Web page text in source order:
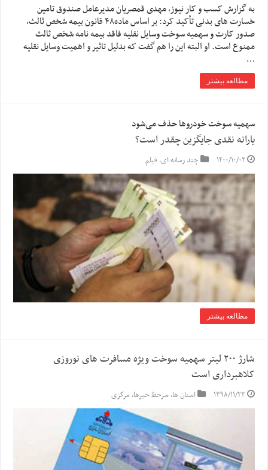
به گزارش کسب و کار نیوز، مهدی قمصریان مدیرعامل صندوق تامین
خسارت های بدنی تأکید کرد: بر اساس ماده۴۸ قانون بیمه شخص ثالث،
صدور کارت و سهمیه سوخت وسایل نقلیه فاقد بیمه نامه شخص ثالث
ممنوع است. او البته این را هم گفت که بدلیل تاثیر و اهمیت وسایل نقلیه
…
مطالعه بیشتر
سهمیه سوخت خودروها حذف می‌شود
یارانه نقدی جایگزین چقدر است؟
۱۴۰۰/۱۰/۰۲ چند رسانه ای, فیلم
مطالعه بیشتر
شارژ ۲۰۰ لیتر سهمیه سوخت ویژه مسافرت های نوروزی
کلاهبرداری است
۱۳۹۸/۱۱/۲۳ استان ها,سرخط خبرها,مرکزی